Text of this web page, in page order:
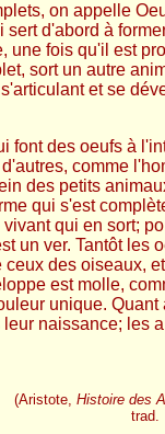
on appelle
d'abord à
une fois qu'il est
sort un autre
et se
font des oeufs à
comme
des petits
qui s'est
qui en sort;
un ver. Tantôt les
des oiseaux,
est molle,
unique. Quant
naissance; les
(Aristote, Histoire des
trad.